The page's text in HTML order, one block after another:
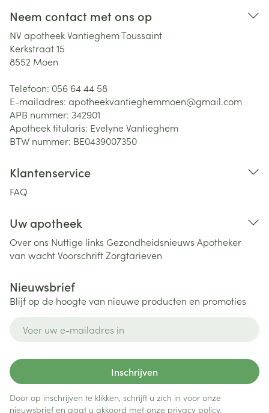
Neem contact met ons op
NV apotheek Vantieghem Toussaint
Kerkstraat 15
8552 Moen
Telefoon: 056 64 44 58
E-mailadres: apotheekvantieghemmoen@gmail.com
APB nummer: 342901
Apotheek titularis: Evelyne Vantieghem
BTW nummer: BE0439007350
Klantenservice
FAQ
Uw apotheek
Over ons Nuttige links Gezondheidsnieuws Apotheker
van wachtVoorschriftZorgtarieven
Nieuwsbrief
Blijf op de hoogte van nieuwe producten en promoties
Inschrijven
Door op inschrijven te klikken, schrijft u zich in voor onze
nieuwsbrief en gaat u akkoord met onze privacy policy.